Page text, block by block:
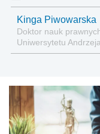
Kinga Piwowarska
Doktor nauk
Uniwersytetu
oraz Rzecznik
pomocą socjalną.